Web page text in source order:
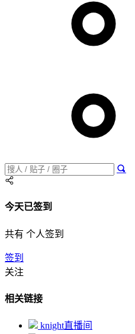
今天已签到
共有 个人签到
签到
关注
相关链接
knight直播间